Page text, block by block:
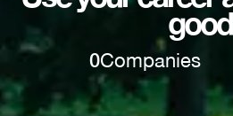
good
0Companies